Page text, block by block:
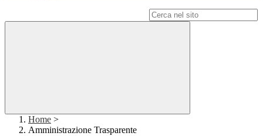
Home >
Amministrazione Trasparente